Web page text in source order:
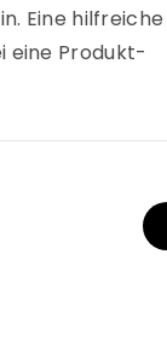
Eine hilfreiche
eine Produkt-